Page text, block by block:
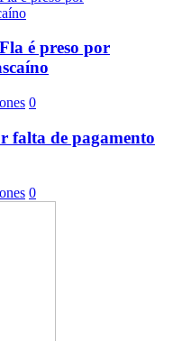
é preso por
0
falta de pagamento
0